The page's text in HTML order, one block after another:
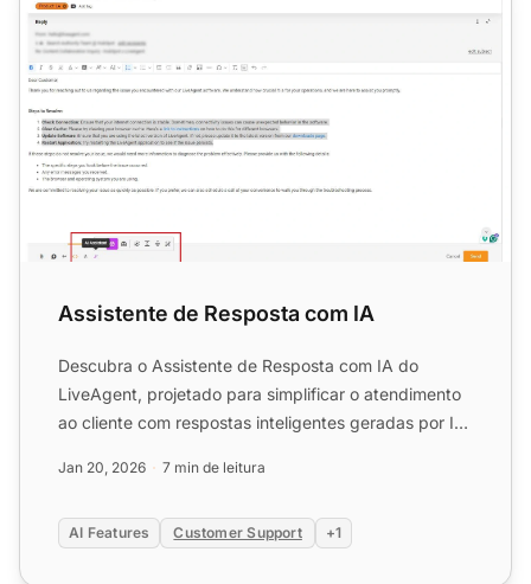
Assistente de Resposta com IA
Descubra o Assistente de Resposta com IA do
LiveAgent, projetado para simplificar o atendimento
ao cliente com respostas inteligentes geradas por IA.
Jan 20, 2026 7 min de leitura
AI Features Customer Support +1